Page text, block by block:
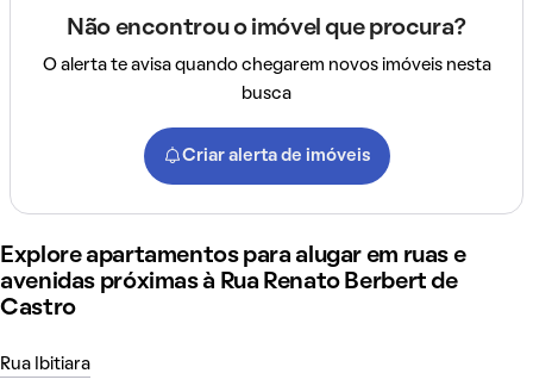
Não encontrou o imóvel que procura?
O alerta te avisa quando chegarem novos imóveis nesta
busca
Criar alerta de imóveis
Explore apartamentos para alugar em ruas e
avenidas próximas à Rua Renato Berbert de
Castro
Rua Ibitiara